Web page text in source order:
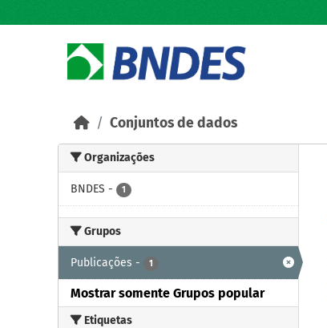
Conjuntos de dados
Organizações
BNDES - 1
Grupos
Publicações - 1
Mostrar somente Grupos popular
Etiquetas